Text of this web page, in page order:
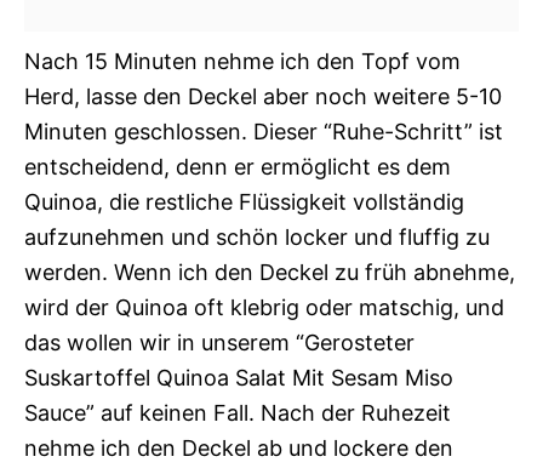
Nach 15 Minuten nehme ich den Topf vom
Herd, lasse den Deckel aber noch weitere 5-10
Minuten geschlossen. Dieser “Ruhe-Schritt” ist
entscheidend, denn er ermöglicht es dem
Quinoa, die restliche Flüssigkeit vollständig
aufzunehmen und schön locker und fluffig zu
werden. Wenn ich den Deckel zu früh abnehme,
wird der Quinoa oft klebrig oder matschig, und
das wollen wir in unserem “Gerosteter
Suskartoffel Quinoa Salat Mit Sesam Miso
Sauce” auf keinen Fall. Nach der Ruhezeit
nehme ich den Deckel ab und lockere den